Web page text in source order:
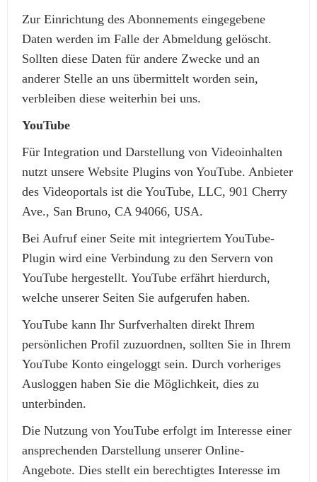
Zur Einrichtung des Abonnements eingegebene
Daten werden im Falle der Abmeldung gelöscht.
Sollten diese Daten für andere Zwecke und an
anderer Stelle an uns übermittelt worden sein,
verbleiben diese weiterhin bei uns.
YouTube
Für Integration und Darstellung von Videoinhalten
nutzt unsere Website Plugins von YouTube. Anbieter
des Videoportals ist die YouTube, LLC, 901 Cherry
Ave., San Bruno, CA 94066, USA.
Bei Aufruf einer Seite mit integriertem YouTube-
Plugin wird eine Verbindung zu den Servern von
YouTube hergestellt. YouTube erfährt hierdurch,
welche unserer Seiten Sie aufgerufen haben.
YouTube kann Ihr Surfverhalten direkt Ihrem
persönlichen Profil zuzuordnen, sollten Sie in Ihrem
YouTube Konto eingeloggt sein. Durch vorheriges
Ausloggen haben Sie die Möglichkeit, dies zu
unterbinden.
Die Nutzung von YouTube erfolgt im Interesse einer
ansprechenden Darstellung unserer Online-
Angebote. Dies stellt ein berechtigtes Interesse im